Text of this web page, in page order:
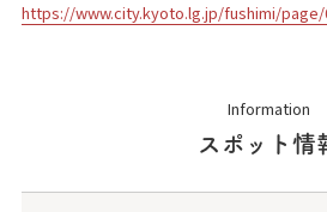
https://www.city.kyoto.lg.jp/fushimi/page/
Information
スポット情